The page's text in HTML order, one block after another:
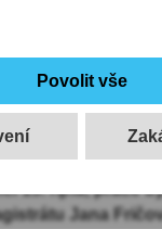
pro
Mšeno.
korun,
nebo
15. října, práce
Jana